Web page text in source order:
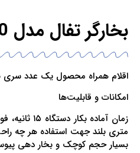
بخارگر تفال مدل DT6130E0
اقلام همراه محصول یک عدد سری
امکانات و قابلیت‌ها
متری بلند جهت استفاده هر چه
بسیار حجم کوچک و بخار دهی